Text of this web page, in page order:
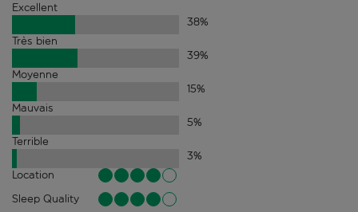
Excellent
38%
Très bien
39%
Moyenne
15%
Mauvais
5%
Terrible
3%
Location
Sleep Quality